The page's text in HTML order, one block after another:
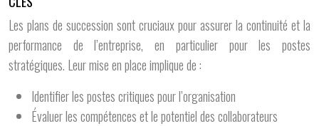
Les plans de succession sont cruciaux pour assurer la continuité et la
performance de l’entreprise, en particulier pour les postes
stratégiques. Leur mise en place implique de :
Identifier les postes critiques pour l’organisation
Évaluer les compétences et le potentiel des collaborateurs